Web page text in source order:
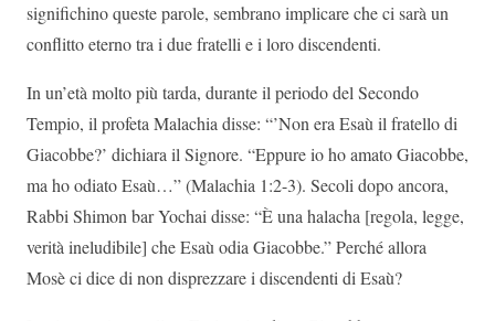
significhino queste parole, sembrano implicare che ci sarà un
conflitto eterno tra i due fratelli e i loro discendenti.
In un’età molto più tarda, durante il periodo del Secondo
Tempio, il profeta Malachia disse: “’Non era Esaù il fratello di
Giacobbe?’ dichiara il Signore. “Eppure io ho amato Giacobbe,
ma ho odiato Esaù…” (Malachia 1:2-3). Secoli dopo ancora,
Rabbi Shimon bar Yochai disse: “È una halacha [regola, legge,
verità ineludibile] che Esaù odia Giacobbe.” Perché allora
Mosè ci dice di non disprezzare i discendenti di Esaù?